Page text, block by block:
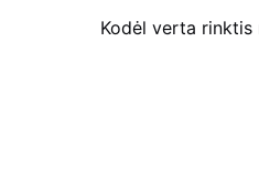
Kodėl verta rinktis